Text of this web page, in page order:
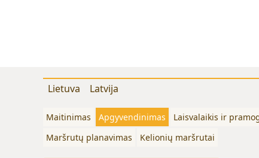
Lietuva Latvija
Maitinimas Apgyvendinimas Laisvalaikis ir
Maršrutų planavimas
Kelionių maršrutai